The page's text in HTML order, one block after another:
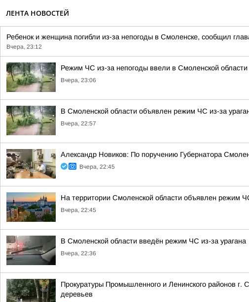
ЛЕНТА НОВОСТЕЙ
Ребенок и женщина погибли из-за непогоды в Смоленске, сообщил
Вчера, 23:12
Режим ЧС из-за непогоды ввели в Смоленской области
Вчера, 23:06
В Смоленской области объявлен режим ЧС из-за
Вчера, 22:57
Александр Новиков: По поручению Губернатора
Вчера, 22:45
На территории Смоленской области объявлен режим
Вчера, 22:45
В Смоленской области введён режим ЧС из-за урагана
Вчера, 22:36
Прокуратуры Промышленного и Ленинского районов г.
деревьев